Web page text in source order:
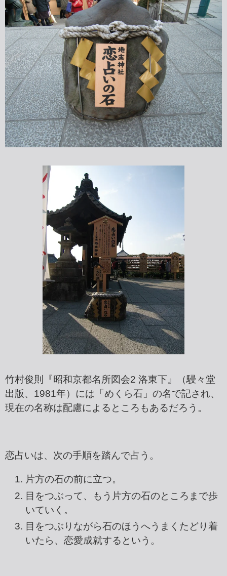
竹村俊則『昭和京都名所図会2 洛東下』（駸々堂
出版、1981年）には「めくら石」の名で記され、
現在の名称は配慮によるところもあるだろう。
恋占いは、次の手順を踏んで占う。
片方の石の前に立つ。
目をつぶって、もう片方の石のところまで歩
いていく。
目をつぶりながら石のほうへうまくたどり着
いたら、恋愛成就するという。